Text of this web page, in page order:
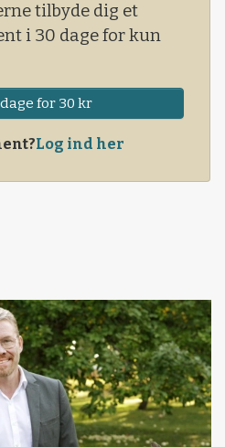
tilbyde dig et
i 30 dage for kun
for 30 kr
Log ind her